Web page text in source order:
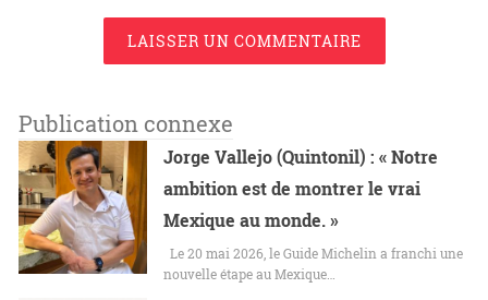
LAISSER UN COMMENTAIRE
Publication connexe
Jorge Vallejo (Quintonil) : « Notre
ambition est de montrer le vrai
Mexique au monde. »
Le 20 mai 2026, le Guide Michelin a franchi une
nouvelle étape au Mexique…